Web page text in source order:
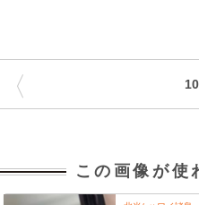
〈
この画像が使